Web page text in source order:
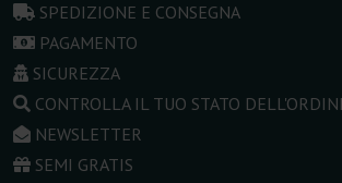
SPEDIZIONE E CONSEGNA
PAGAMENTO
SICUREZZA
CONTROLLA IL TUO STATO
NEWSLETTER
SEMI GRATIS